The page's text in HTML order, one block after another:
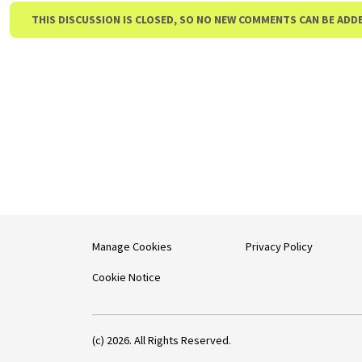
THIS DISCUSSION IS CLOSED, SO NO NEW COMMENTS CAN BE
Manage Cookies
Cookie Notice
Privacy Policy
(c) 2026. All Rights Reserved.